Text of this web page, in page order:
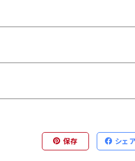
保存 シェ